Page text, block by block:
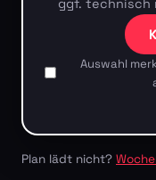
ggf. technisch
Auswahl
Plan lädt nicht?